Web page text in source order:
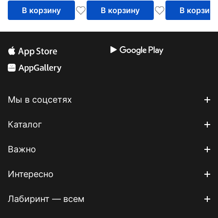
В корзину В корзину В корзину
Мы в соцсетях
Каталог
Важно
Интересно
Лабиринт — всем